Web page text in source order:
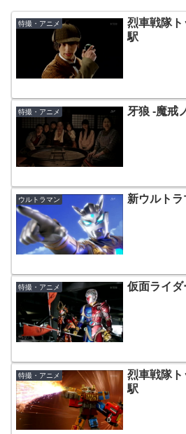
特撮・アニメ
烈車戦隊
駅
特撮・アニメ 牙狼 -魔戒
ウルトラマン 新ウルト
特撮・アニメ 仮面ライ
特撮・アニメ
烈車戦隊
駅